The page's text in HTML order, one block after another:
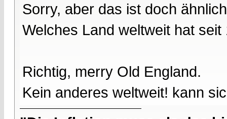
Sorry, aber das ist doch
Welches Land weltweit hat
Richtig, merry Old England.
Kein anderes weltweit! kann